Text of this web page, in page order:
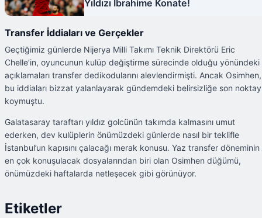
Yıldızı İbrahime Konate!
Transfer İddiaları ve Gerçekler
Geçtiğimiz günlerde Nijerya Milli Takımı Teknik Direktörü Eric
Chelle’in, oyuncunun kulüp değiştirme sürecinde olduğu yönündeki
açıklamaları transfer dedikodularını alevlendirmişti. Ancak Osimhen,
bu iddiaları bizzat yalanlayarak gündemdeki belirsizliğe son
koymuştu.
Galatasaray taraftarı yıldız golcünün takımda kalmasını umut
ederken, dev kulüplerin önümüzdeki günlerde nasıl bir teklifle
İstanbul’un kapısını çalacağı merak konusu. Yaz transfer döneminin
en çok konuşulacak dosyalarından biri olan Osimhen düğümü,
önümüzdeki haftalarda netleşecek gibi görünüyor.
Etiketler